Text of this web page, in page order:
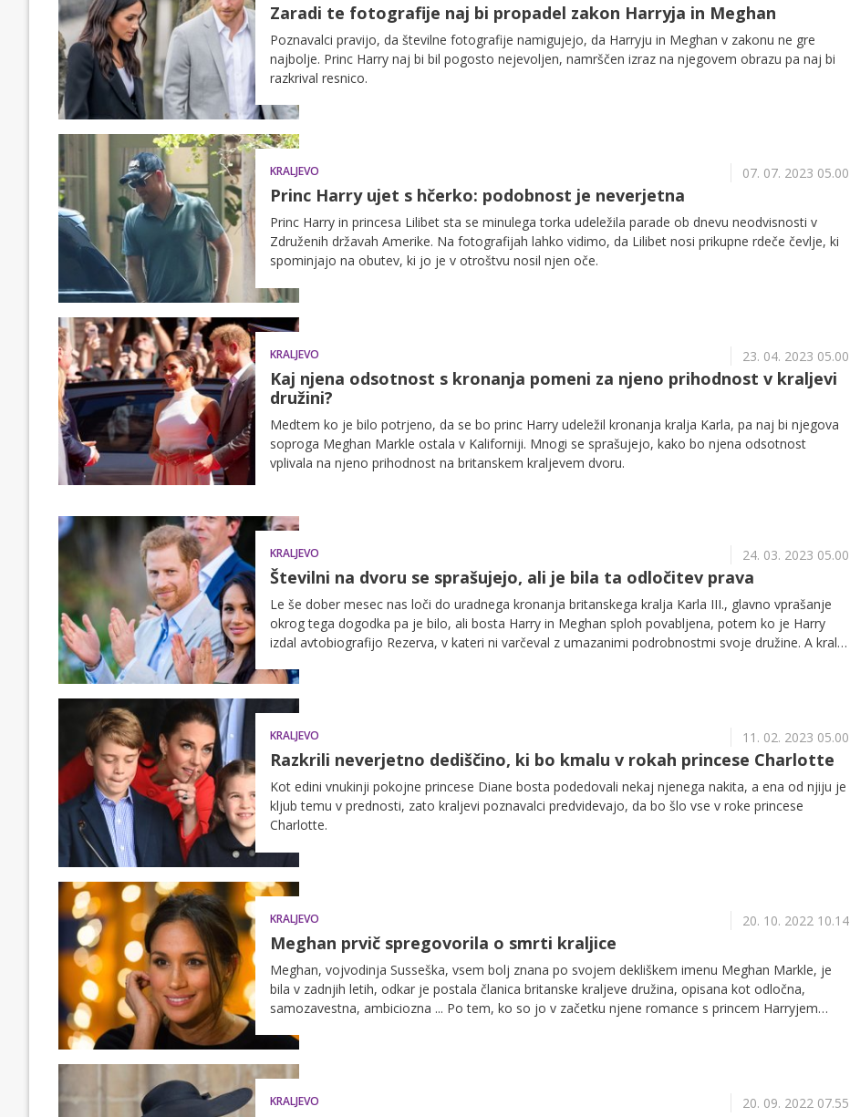
Zaradi te fotografije naj bi propadel zakon Harryja in Meghan
Poznavalci pravijo, da številne fotografije namigujejo, da Harryju in Meghan v zakonu ne gre
najbolje. Princ Harry naj bi bil pogosto nejevoljen, namrščen izraz na njegovem obrazu pa naj bi
razkrival resnico.
KRALJEVO 07. 07. 2023 05.00
Princ Harry ujet s hčerko: podobnost je neverjetna
Princ Harry in princesa Lilibet sta se minulega torka udeležila parade ob dnevu neodvisnosti v
Združenih državah Amerike. Na fotografijah lahko vidimo, da Lilibet nosi prikupne rdeče čevlje, ki
spominjajo na obutev, ki jo je v otroštvu nosil njen oče.
KRALJEVO 23. 04. 2023 05.00
Kaj njena odsotnost s kronanja pomeni za njeno prihodnost v kraljevi
družini?
Medtem ko je bilo potrjeno, da se bo princ Harry udeležil kronanja kralja Karla, pa naj bi njegova
soproga Meghan Markle ostala v Kaliforniji. Mnogi se sprašujejo, kako bo njena odsotnost
vplivala na njeno prihodnost na britanskem kraljevem dvoru.
KRALJEVO 24. 03. 2023 05.00
Številni na dvoru se sprašujejo, ali je bila ta odločitev prava
Le še dober mesec nas loči do uradnega kronanja britanskega kralja Karla III., glavno vprašanje
okrog tega dogodka pa je bilo, ali bosta Harry in Meghan sploh povabljena, potem ko je Harry
izdal avtobiografijo Rezerva, v kateri ni varčeval z umazanimi podrobnostmi svoje družine. A kralj
prihod potrdita, imata še nekaj zahtev.
KRALJEVO 11. 02. 2023 05.00
Razkrili neverjetno dediščino, ki bo kmalu v rokah princese Charlotte
Kot edini vnukinji pokojne princese Diane bosta podedovali nekaj njenega nakita, a ena od njiju je
kljub temu v prednosti, zato kraljevi poznavalci predvidevajo, da bo šlo vse v roke princese
Charlotte.
KRALJEVO 20. 10. 2022 10.14
Meghan prvič spregovorila o smrti kraljice
Meghan, vojvodinja Susseška, vsem bolj znana po svojem dekliškem imenu Meghan Markle, je
bila v zadnjih letih, odkar je postala članica britanske kraljeve družina, opisana kot odločna,
samozavestna, ambiciozna ... Po tem, ko so jo v začetku njene romance s princem Harryjem
snaho ne bi bila navdušena. Meghan tokrat krasi naslovnico revije Variety, v kateri je spregovorila
o tem, kako se je kraljeva družina spopadla s smrtjo britanske kraljice Elizabete, svojem podkastu
Arhetipi in družini.
KRALJEVO 20. 09. 2022 07.55